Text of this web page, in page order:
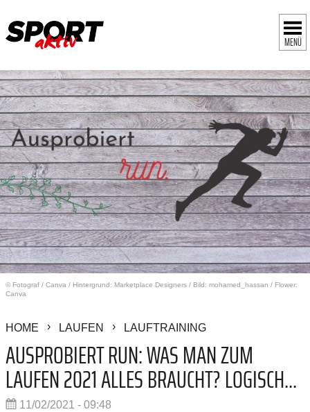
MENÜ
© Fotograf / Canva / Hintergrund: Marketplace Designers / Bild: mohamed_hassan / Flower:
Canva
HOME LAUFEN LAUFTRAINING
AUSPROBIERT RUN: WAS MAN ZUM
LAUFEN 2021 ALLES BRAUCHT? LOGISCH...
11/02/2021 - 09:48